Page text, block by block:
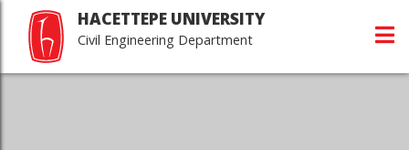
HACETTEPE UNIVERSITY
Civil Engineering Department